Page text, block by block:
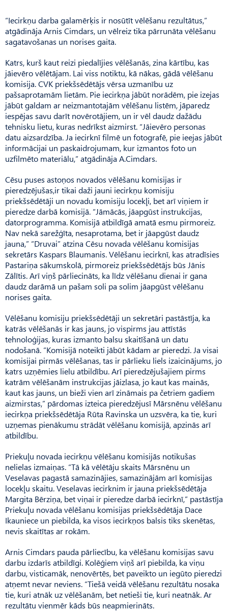
“Iecirkņu darba galamērķis ir nosūtīt vēlēšanu rezultātus,”
atgādināja Arnis Cimdars, un vēlreiz tika pārrunāta vēlēšanu
sagatavošanas un norises gaita.
Katrs, kurš kaut reizi piedalījies vēlēšanās, zina kārtību, kas
jāievēro vēlētājam. Lai viss notiktu, kā nākas, gādā vēlēšanu
komisija. CVK priekšsēdētājs vērsa uzmanību uz
pašsaprotamām lietām. Pie iecirkņa jābūt norādēm, pie izejas
jābūt galdam ar neizmantotajām vēlēšanu listēm, jāparedz
iespējas savu darīt novērotājiem, un ir vēl daudz dažādu
tehnisku lietu, kuras nedrīkst aizmirst. “Jāievēro personas
datu aizsardzība. Ja iecirknī filmē un foto­grafē, pie ieejas jābūt
informācijai un paskaidrojumam, kur izmantos foto un
uzfilmēto materiālu,” atgādināja A.Cimdars.
Cēsu puses astoņos novados vēlēšanu komisijas ir
pieredzējušas,ir tikai daži jauni iecirkņu komisiju
priekšsēdētāji un novadu komisiju locekļi, bet arī viņiem ir
pieredze darbā komisijā. “Jā­mācās, jāapgūst instrukcijas,
datorprogramma. Komisijā atbildīgā amatā esmu pirmoreiz.
Nav nekā sarežģīta, nesaprotama, bet ir jāapgūst daudz
jauna,” “Dru­vai” atzina Cēsu novada vēlēšanu komisijas
sekretārs Kaspars Blaumanis. Vēlēšanu iecirknī, kas atradīsies
Pastariņa sākumskolā, pirmoreiz priekšsēdētājs būs Jānis
Zālītis. Arī viņš pārliecināts, ka līdz vēlēšanu dienai ir gana
daudz darāmā un pašam soli pa solim jāapgūst vēlēšanu
norises gaita.
Vēlēšanu komisiju priekšsēdētāji un sekretāri pastāstīja, ka
katrās vēlēšanās ir kas jauns, jo vispirms jau attīstās
tehnoloģijas, kuras izmanto balsu skaitīšanā un datu
nodošanā. “Komisijā noteikti jābūt kādam ar pieredzi. Ja visai
komisijai pirmās vēlēšanas, tas ir pārlieku liels izaicinājums, jo
katrs uzņēmies lielu atbildību. Arī pieredzējušajiem pirms
katrām vēlēšanām instrukcijas jāizlasa, jo kaut kas mainās,
kaut kas jauns, un bieži vien arī zināmais pa četriem gadiem
aizmirstas,” pārdomas izteica pieredzējusī Mārsnēnu vēlēšanu
iecirkņa priekšsēdētāja Rūta Ravinska un uzsvēra, ka tie, kuri
uzņemas pienākumu strādāt vēlēšanu komisijā, apzinās arī
atbildību.
Priekuļu novada iecirkņu vēlēšanu komisijās notikušas
nelielas izmaiņas. “Tā kā vēlētāju skaits Mārsnēnu un
Veselavas pagastā samazinājies, samazinājām arī komisijas
locekļu skaitu. Vesela­vas iecirknim ir jauna priekšsēdētāja
Margita Bērziņa, bet viņai ir pieredze darbā iecirknī,” pastāstīja
Priekuļu novada vēlēšanu komisijas priekšsēdētāja Dace
Ikauniece un piebilda, ka visos iecirkņos balsis tiks skenētas,
nevis skaitītas ar rokām.
Arnis Cimdars pauda pārliecību, ka vēlēšanu komisijas savu
darbu izdarīs atbildīgi. Kolēģiem viņš arī piebilda, ka viņu
darbu, visticamāk, nenovērtēs, bet paveikto un iegūto pieredzi
atņemt nevar neviens. “Tiešā veidā vēlēšanu rezultātu nosaka
tie, kuri atnāk uz vēlēšanām, bet netieši tie, kuri neatnāk. Ar
rezultātu vienmēr kāds būs neapmierināts.